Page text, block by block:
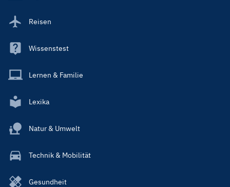
Reisen
Wissenstest
Lernen & Familie
Lexika
Natur & Umwelt
Technik & Mobilität
Gesundheit